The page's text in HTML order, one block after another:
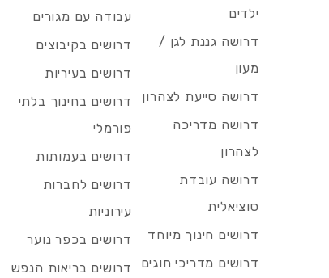
ילדים
דרושה גננת לגן /
מעון
דרושה סייעת לצהרון
דרושה מדריכה
לצהרון
דרושה עובדת
סוציאלית
דרושים חינוך מיוחד
דרושים מדריכי חוגים
עבודה עם מגורים
דרושים בקיבוצים
דרושים בעיריות
דרושים בחינוך בלתי
פורמלי
דרושים בעמותות
דרושים לחברות
עירוניות
דרושים בכפר נוער
דרושים בריאות הנפש